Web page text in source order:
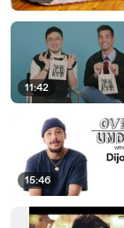
11:42
15:46